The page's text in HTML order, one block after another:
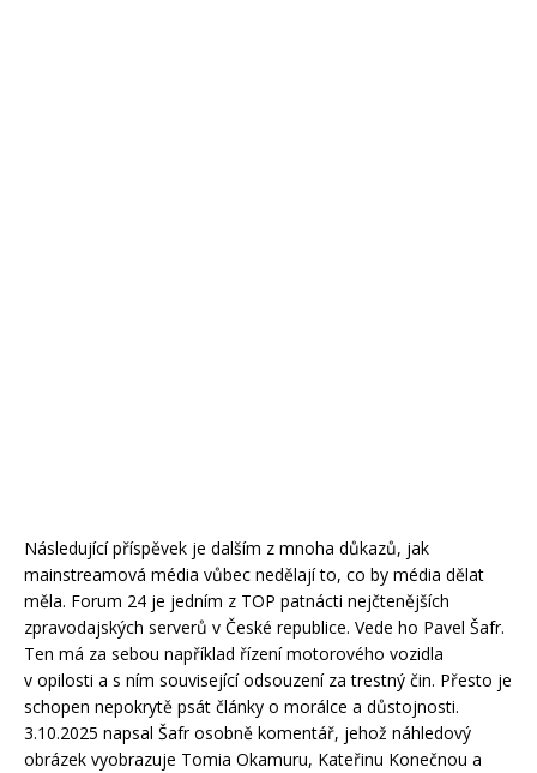
Následující příspěvek je dalším z mnoha důkazů, jak
mainstreamová média vůbec nedělají to, co by média dělat
měla. Forum 24 je jedním z TOP patnácti nejčtenějších
zpravodajských serverů v České republice. Vede ho Pavel Šafr.
Ten má za sebou například řízení motorového vozidla
v opilosti a s ním související odsouzení za trestný čin. Přesto je
schopen nepokrytě psát články o morálce a důstojnosti.
3.10.2025 napsal Šafr osobně komentář, jehož náhledový
obrázek vyobrazuje Tomia Okamuru, Kateřinu Konečnou a